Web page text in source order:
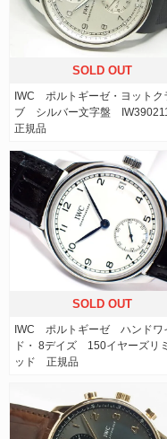
SOLD OUT
IWC ポルトギーゼ・ヨットク
ブ シルバー文字盤
正規品
SOLD OUT
IWC ポルトギーゼ ハンドワ
ド・ 8デイズ 150イヤーズリ
ッド 正規品